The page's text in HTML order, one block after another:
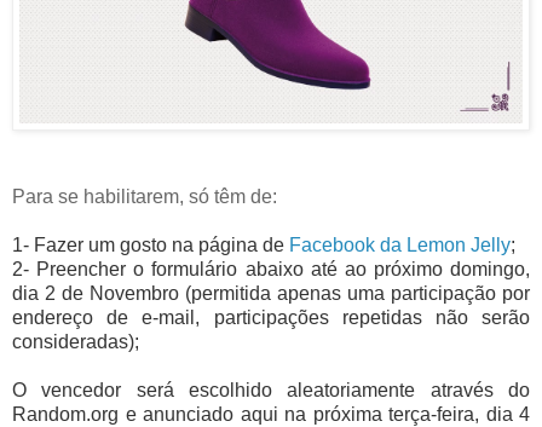
Para se habilitarem, só têm de:
1- Fazer um gosto na página de Facebook da Lemon Jelly;
2- Preencher o formulário abaixo até ao próximo domingo,
dia 2 de Novembro (permitida apenas uma participação por
endereço de e-mail, participações repetidas não serão
consideradas);
O vencedor será escolhido aleatoriamente através do
Random.org e anunciado aqui na próxima terça-feira, dia 4